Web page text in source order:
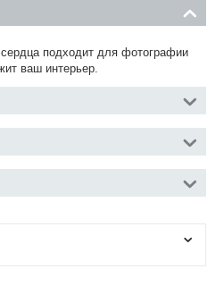
подходит для фотографии
ваш интерьер.